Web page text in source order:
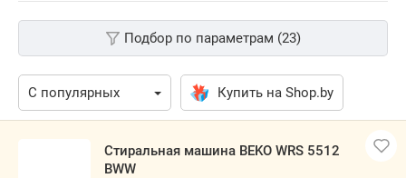
Подбор по параметрам (23)
Купить на Shop.by
Стиральная машина BEKO WRS 5512
BWW